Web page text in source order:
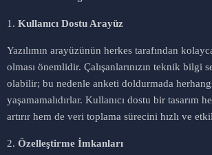
1. Kullanıcı Dostu Arayüz
Yazılımın arayüzünün herkes tarafından
olması önemlidir. Çalışanlarınızın teknik bilgi
olabilir; bu nedenle anketi doldurmada
yaşamamalıdırlar. Kullanıcı dostu bir tasarım
artırır hem de veri toplama sürecini hızlı ve
2. Özelleştirme İmkanları